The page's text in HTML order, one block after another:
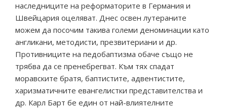
наследниците на реформаторите в Германия и
Швейцария оцеляват. Днес освен лутераните
можем да посочим такива големи деноминации като
англикани, методисти, презвитериани и др.
Противниците на педобаптизма обаче също не
трябва да се пренебрегват. Към тях спадат
моравските братя, баптистите, адвентистите,
харизматичните евангелистки представителства и
др. Карл Барт бе един от най-влиятелните